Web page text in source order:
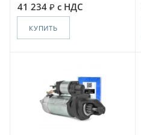
41 234 с НДС
КУПИТЬ